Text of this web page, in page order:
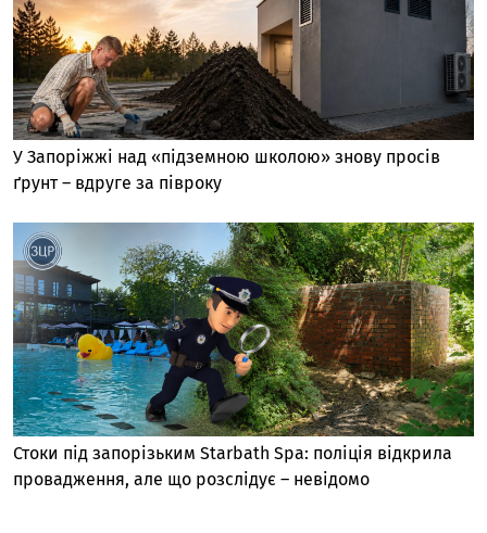
У Запоріжжі над «підземною школою» знову просів
ґрунт – вдруге за півроку
Стоки під запорізьким Starbath Spa: поліція відкрила
провадження, але що розслідує – невідомо